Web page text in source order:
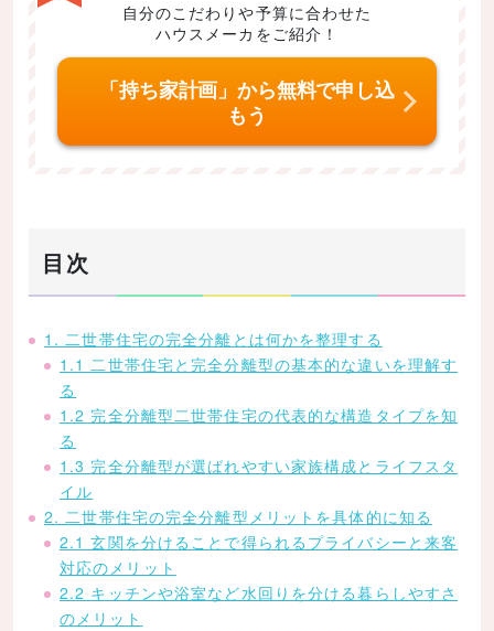
Twitt Face はてなブ
自分のこだわりや予算に合わせた
ハウスメーカをご紹介！
「持ち家計画」から無料で申し込
もう
目次
1. 二世帯住宅の完全分離とは何かを整理する
1.1 二世帯住宅と完全分離型の基本的な違いを理解す
る
1.2 完全分離型二世帯住宅の代表的な構造タイプを知
る
1.3 完全分離型が選ばれやすい家族構成とライフスタ
イル
2. 二世帯住宅の完全分離型メリットを具体的に知る
2.1 玄関を分けることで得られるプライバシーと来客
対応のメリット
2.2 キッチンや浴室など水回りを分ける暮らしやすさ
のメリット